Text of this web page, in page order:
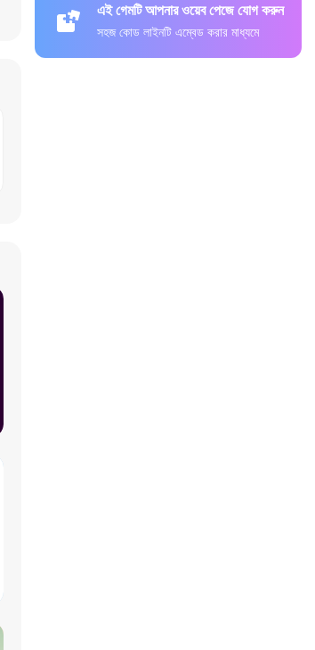
এই গেমটি আপনার ওয়েব পেজে যোগ করুন
সহজ কোড লাইনটি এম্বেড করার মাধ্যমে